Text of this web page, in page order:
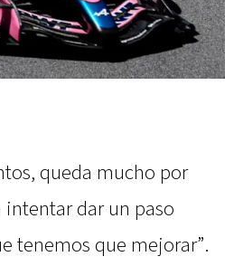
queda mucho por
dar un paso
tenemos que mejorar”.